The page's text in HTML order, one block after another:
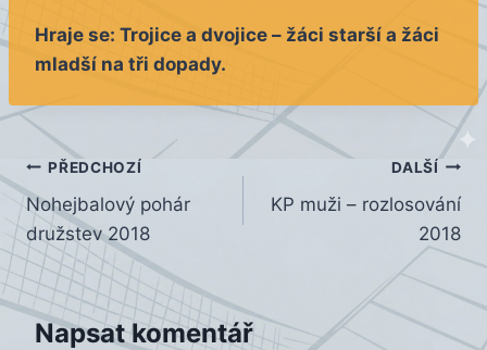
Hraje se: Trojice a dvojice – žáci starší a žáci
mladší na tři dopady.
Navigace
pro
příspěvek
PŘEDCHOZÍ
Nohejbalový pohár
družstev 2018
DALŠÍ
KP muži – rozlosování
2018
Napsat komentář